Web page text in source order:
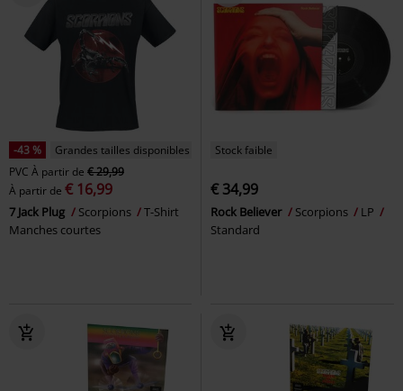
-43 %
Grandes tailles disponibles
PVC À partir de € 29,99
À partir de € 16,99
7 Jack Plug Scorpions
T-Shirt
Manches courtes
Stock faible
€ 34,99
Rock Believer Scorpions
LP
Standard